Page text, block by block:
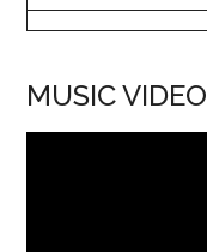
MUSIC VIDEO